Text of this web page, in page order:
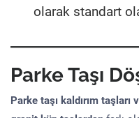
olarak standart
Parke Taşı
Parke taşı kaldırım